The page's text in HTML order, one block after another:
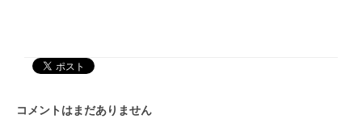
コメントはまだありません